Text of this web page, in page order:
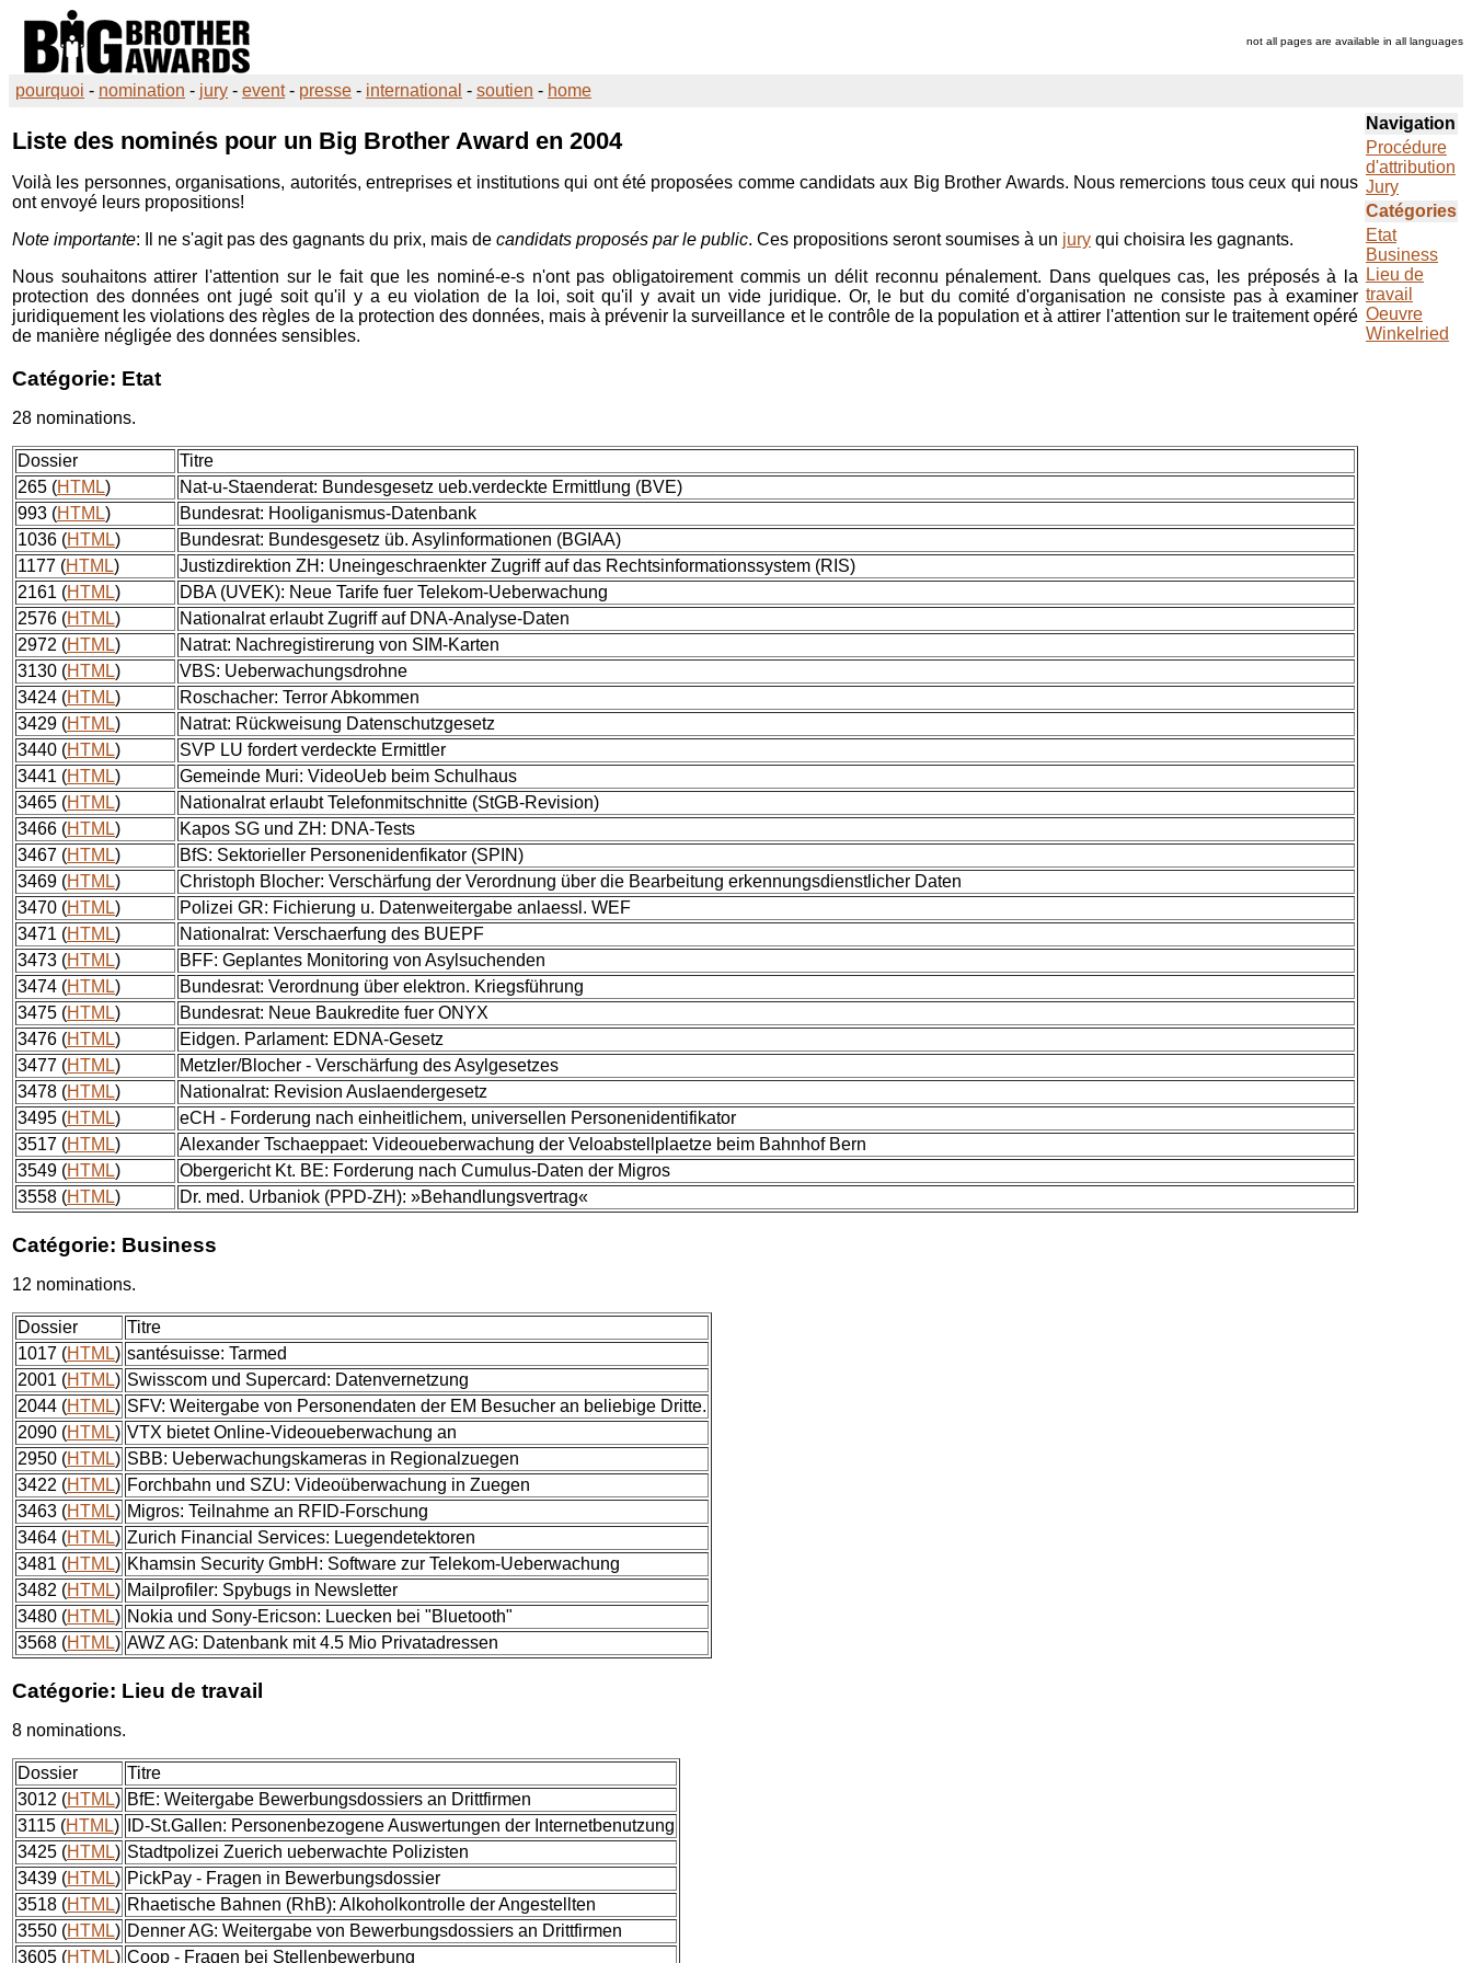
not all pages are available in all languages
pourquoi - nomination - jury - event- presse - international - soutien - home
Liste des nominés pour un Big Brother Award en 2004
Voilà les personnes, organisations, autorités, entreprises et institutions qui ont été proposées comme candidats aux Big Brother Awards. Nous remercions tous ceux qui nous
ont envoyé leurs propositions!
Note importante: Il ne s'agit pas des gagnants du prix, mais de candidats proposés par le public. Ces propositions seront soumises à un jury qui choisira les gagnants.
Nous souhaitons attirer l'attention sur le fait que les nominé-e-s n'ont pas obligatoirement commis un délit reconnu pénalement. Dans quelques cas, les préposés à la
protection des données ont jugé soit qu'il y a eu violation de la loi, soit qu'il y avait un vide juridique. Or, le but du comité d'organisation ne consiste pas à examiner
juridiquement les violations des règles de la protection des données, mais à prévenir la surveillance et le contrôle de la population et à attirer l'attention sur le traitement opéré
de manière négligée des données sensibles.
Catégorie: Etat
28 nominations.
Dossier
Titre
265 (HTML)
Nat-u-Staenderat: Bundesgesetz ueb.verdeckte Ermittlung (BVE)
993 (HTML)
Bundesrat: Hooliganismus-Datenbank
1036 (HTML)
Bundesrat: Bundesgesetz üb. Asylinformationen (BGIAA)
1177 (HTML)
Justizdirektion ZH: Uneingeschraenkter Zugriff auf das Rechtsinformationssystem (RIS)
2161 (HTML)
DBA (UVEK): Neue Tarife fuer Telekom-Ueberwachung
2576 (HTML)
Nationalrat erlaubt Zugriff auf DNA-Analyse-Daten
2972 (HTML)
Natrat: Nachregistirerung von SIM-Karten
3130 (HTML)
VBS: Ueberwachungsdrohne
3424 (HTML)
Roschacher: Terror Abkommen
3429 (HTML)
Natrat: Rückweisung Datenschutzgesetz
3440 (HTML)
SVP LU fordert verdeckte Ermittler
3441 (HTML)
Gemeinde Muri: VideoUeb beim Schulhaus
3465 (HTML)
Nationalrat erlaubt Telefonmitschnitte (StGB-Revision)
3466 (HTML)
Kapos SG und ZH: DNA-Tests
3467 (HTML)
BfS: Sektorieller Personenidenfikator (SPIN)
3469 (HTML)
Christoph Blocher: Verschärfung der Verordnung über die Bearbeitung erkennungsdienstlicher Daten
3470 (HTML)
Polizei GR: Fichierung u. Datenweitergabe anlaessl. WEF
3471 (HTML)
Nationalrat: Verschaerfung des BUEPF
3473 (HTML)
BFF: Geplantes Monitoring von Asylsuchenden
3474 (HTML)
Bundesrat: Verordnung über elektron. Kriegsführung
3475 (HTML)
Bundesrat: Neue Baukredite fuer ONYX
3476 (HTML)
Eidgen. Parlament: EDNA-Gesetz
3477 (HTML)
Metzler/Blocher - Verschärfung des Asylgesetzes
3478 (HTML)
Nationalrat: Revision Auslaendergesetz
3495 (HTML)
eCH - Forderung nach einheitlichem, universellen Personenidentifikator
3517 (HTML)
Alexander Tschaeppaet: Videoueberwachung der Veloabstellplaetze beim Bahnhof Bern
3549 (HTML)
Obergericht Kt. BE: Forderung nach Cumulus-Daten der Migros
3558 (HTML) Dr. med. Urbaniok (PPD-ZH): »Behandlungsvertrag«
Catégorie: Business
12 nominations.
Dossier
Titre
1017 (HTML) santésuisse: Tarmed
2001 (HTML) Swisscom und Supercard: Datenvernetzung
2044 (HTML) SFV: Weitergabe von Personendaten der EM Besucher an beliebige Dritte.
2090 (HTML) VTX bietet Online-Videoueberwachung an
2950 (HTML) SBB: Ueberwachungskameras in Regionalzuegen
3422 (HTML) Forchbahn und SZU: Videoüberwachung in Zuegen
3463 (HTML) Migros: Teilnahme an RFID-Forschung
3464 (HTML) Zurich Financial Services: Luegendetektoren
3481 (HTML) Khamsin Security GmbH: Software zur Telekom-Ueberwachung
3482 (HTML) Mailprofiler: Spybugs in Newsletter
3480 (HTML) Nokia und Sony-Ericson: Luecken bei "Bluetooth"
3568 (HTML) AWZ AG: Datenbank mit 4.5 Mio Privatadressen
Catégorie: Lieu de travail
8 nominations.
Dossier
Titre
3012 (HTML) BfE: Weitergabe Bewerbungsdossiers an Drittfirmen
3115 (HTML)
ID-St.Gallen: Personenbezogene Auswertungen der Internetbenutzung
3425 (HTML) Stadtpolizei Zuerich ueberwachte Polizisten
3439 (HTML) PickPay - Fragen in Bewerbungsdossier
3518 (HTML) Rhaetische Bahnen (RhB): Alkoholkontrolle der Angestellten
3550 (HTML) Denner AG: Weitergabe von Bewerbungsdossiers an Drittfirmen
3605 (HTML) Coop - Fragen bei Stellenbewerbung
Navigation
Procédure
d'attribution
Jury
Catégories
Etat
Business
Lieu de
travail
Oeuvre
Winkelried